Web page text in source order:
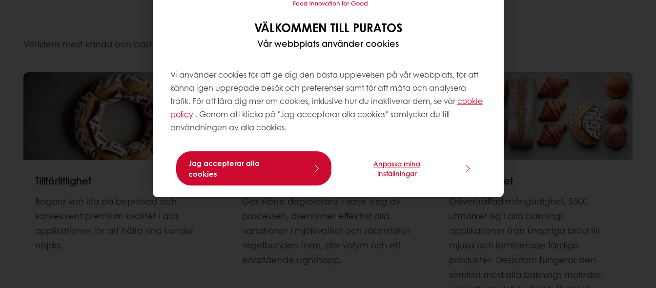
OÖVERTRÄFFAD PRESTANDA
Världens mest kända och bäst presterande mångsidiga förbättrare som ger absolut sinnesro.
Tillförlitlighet
Bagare kan lita på beprövad och
konsekvent premium kvalitét i alla
applikationer för att hålla sina kunder
nöjda.
Utmärkt degtolerans och stor volym
Ger större degtolerans i varje steg av
processen, övervinner effektivt alla
variationer i mjölkvalitet och säkerställer
regelbunden form, stor volym och ett
enastående ugnshopp.
Mångsidighet
Oöverträffad mångsidighet, S500
utmärker sig i alla baknings
applikationer från knapriga bröd till
mjuka och laminerade färdiga
produkter. Dessutom fungerar den
sömlöst med alla baknings metoder,
VÄLKOMMEN TILL PURATOS
Vår webbplats använder cookies
Vi använder cookies för att ge dig den bästa upplevelsen på vår webbplats, för att
känna igen upprepade besök och preferenser samt för att mäta och analysera
trafik. För att lära dig mer om cookies, inklusive hur du inaktiverar dem, se vårcookie
policy. Genom att klicka på "Jag accepterar alla cookies" samtycker du till
användningen av alla cookies.
Jag accepterar alla
cookies
Anpassa mina
inställningar